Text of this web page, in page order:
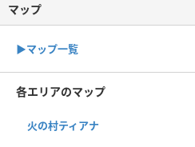
マップ
▶︎マップ一覧
各エリアのマップ
火の村ティアナ